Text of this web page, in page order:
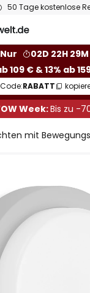
50 Tage kostenlose
Nur
02D 22H 29M
109 € & 13% ab
Code:RABATT
Week:Bis zu -
mit